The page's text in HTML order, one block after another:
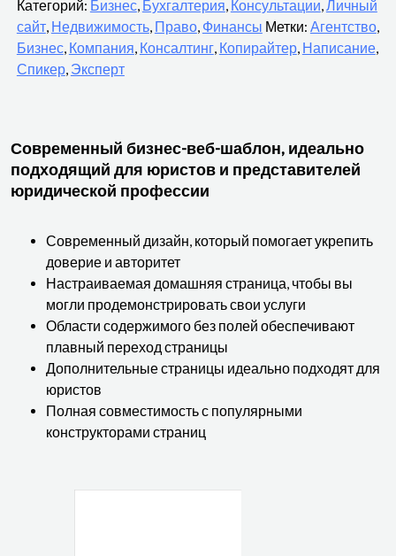
Категорий: Бизнес, Бухгалтерия, Консультации,Личный
сайт, Недвижимость, Право, Финансы Метки: Агентство,
Бизнес, Компания, Консалтинг, Копирайтер, Написание,
Спикер, Эксперт
Современный бизнес-веб-шаблон, идеально
подходящий для юристов и представителей
юридической профессии
Современный дизайн, который помогает укрепить
доверие и авторитет
Настраиваемая домашняя страница, чтобы вы
могли продемонстрировать свои услуги
Области содержимого без полей обеспечивают
плавный переход страницы
Дополнительные страницы идеально подходят для
юристов
Полная совместимость с популярными
конструкторами страниц